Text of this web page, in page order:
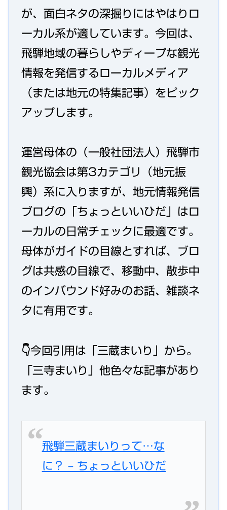
が、面白ネタの深掘りにはやはりロ
ーカル系が適しています。今回は、
飛騨地域の暮らしやディープな観光
情報を発信するローカルメディア
（または地元の特集記事）をピック
アップします。
運営母体の（一般社団法人）飛騨市
観光協会は第3カテゴリ（地元振
興）系に入りますが、地元情報発信
ブログの「ちょっといいひだ」はロ
ーカルの日常チェックに最適です。
母体がガイドの目線とすれば、ブロ
グは共感の目線で、移動中、散歩中
のインバウンド好みのお話、雑談ネ
タに有用です。
👇今回引用は「三蔵まいり」から。
「三寺まいり」他色々な記事があり
ます。
飛騨三蔵まいりって…な
に？ – ちょっといいひだ